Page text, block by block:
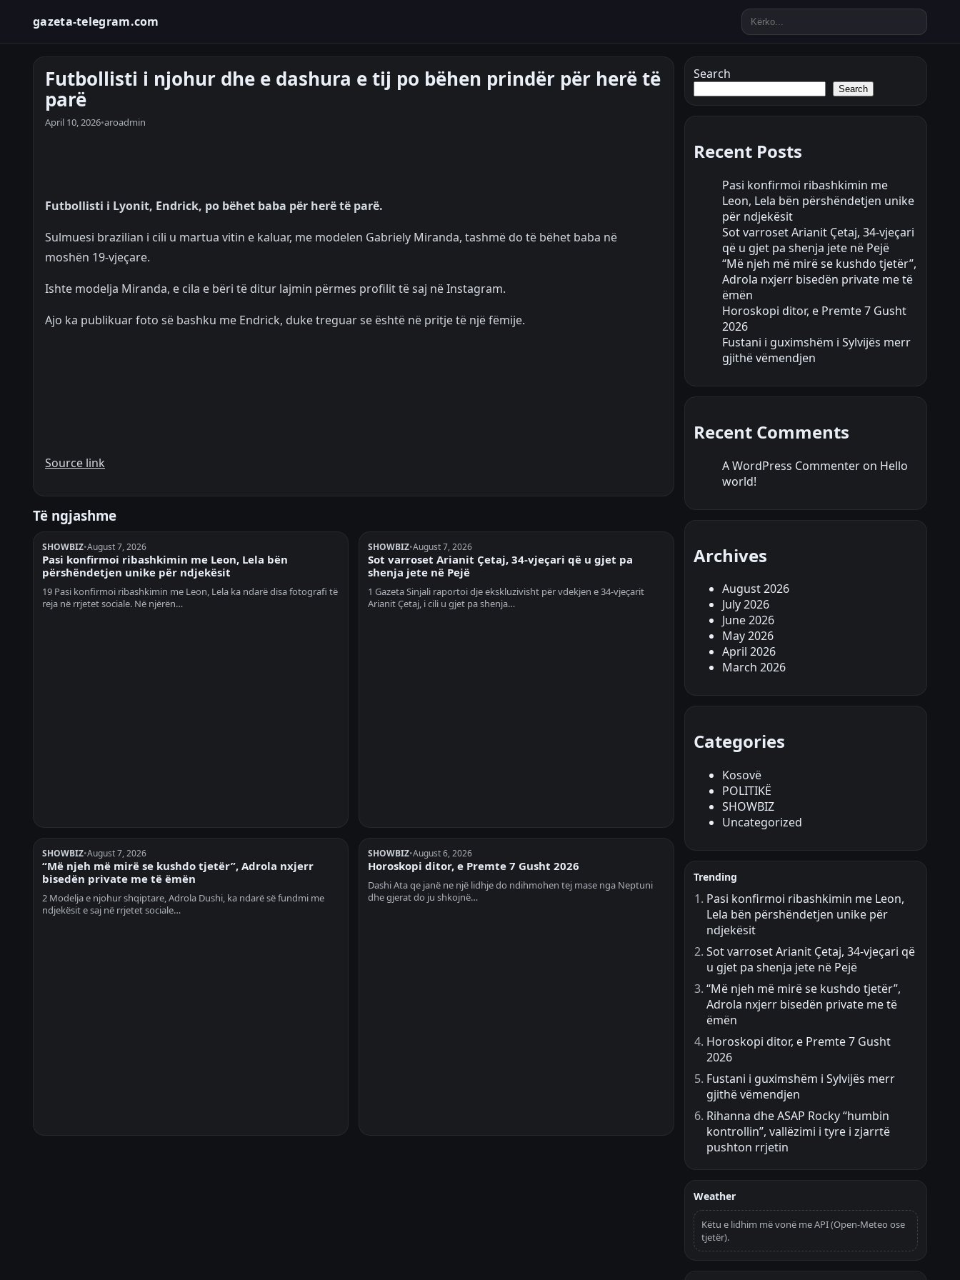
gazeta-telegram.com
Futbollisti i njohur dhe e dashura e tij po bëhen prindër për herë të
parë
April 10, 2026•aroadmin
Futbollisti i Lyonit, Endrick, po bëhet baba për herë të parë.
Sulmuesi brazilian i cili u martua vitin e kaluar, me modelen Gabriely Miranda, tashmë do të bëhet baba në
moshën 19-vjeçare.
Ishte modelja Miranda, e cila e bëri të ditur lajmin përmes profilit të saj në Instagram.
Ajo ka publikuar foto së bashku me Endrick, duke treguar se është në pritje të një fëmije.
Source link
Të ngjashme
SHOWBIZ•August 7, 2026
Pasi konfirmoi ribashkimin me Leon, Lela bën
përshëndetjen unike për ndjekësit
19 Pasi konfirmoi ribashkimin me Leon, Lela ka ndarë disa fotografi të
reja në rrjetet sociale. Në njërën…
SHOWBIZ•August 7, 2026
Sot varroset Arianit Çetaj, 34-vjeçari që u gjet pa
shenja jete në Pejë
1 Gazeta Sinjali raportoi dje ekskluzivisht për vdekjen e 34-vjeçarit
Arianit Çetaj, i cili u gjet pa shenja…
SHOWBIZ•August 7, 2026
“Më njeh më mirë se kushdo tjetër”, Adrola nxjerr
bisedën private me të ëmën
2 Modelja e njohur shqiptare, Adrola Dushi, ka ndarë së fundmi me
ndjekësit e saj në rrjetet sociale…
SHOWBIZ•August 6, 2026
Horoskopi ditor, e Premte 7 Gusht 2026
Dashi Ata qe janë ne një lidhje do ndihmohen tej mase nga Neptuni
dhe gjerat do ju shkojnë…
Search
Search
Recent Posts
Pasi konfirmoi ribashkimin me
Leon, Lela bën përshëndetjen unike
për ndjekësit
Sot varroset Arianit Çetaj, 34-vjeçari
që u gjet pa shenja jete në Pejë
“Më njeh më mirë se kushdo tjetër”,
Adrola nxjerr bisedën private me të
ëmën
Horoskopi ditor, e Premte 7 Gusht
2026
Fustani i guximshëm i Sylvijës merr
gjithë vëmendjen
Recent Comments
A WordPress Commenter on Hello
world!
Archives
August 2026
July 2026
June 2026
May 2026
April 2026
March 2026
Categories
Kosovë
POLITIKË
SHOWBIZ
Uncategorized
Trending
Pasi konfirmoi ribashkimin me Leon,
Lela bën përshëndetjen unike për
ndjekësit
Sot varroset Arianit Çetaj, 34-vjeçari që
u gjet pa shenja jete në Pejë
“Më njeh më mirë se kushdo tjetër”,
Adrola nxjerr bisedën private me të
ëmën
Horoskopi ditor, e Premte 7 Gusht
2026
Fustani i guximshëm i Sylvijës merr
gjithë vëmendjen
Rihanna dhe ASAP Rocky “humbin
kontrollin”, vallëzimi i tyre i zjarrtë
pushton rrjetin
Weather
Këtu e lidhim më vonë me API (Open-Meteo ose
tjetër).